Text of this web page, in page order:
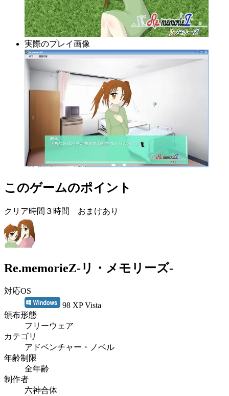
実際のプレイ画像
このゲームのポイント
クリア時間３時間 おまけあり
Re.memorieZ-リ・メモリーズ-
対応OS
98 XP Vista
頒布形態
フリーウェア
カテゴリ
アドベンチャー・ノベル
年齢制限
全年齢
制作者
六神合体